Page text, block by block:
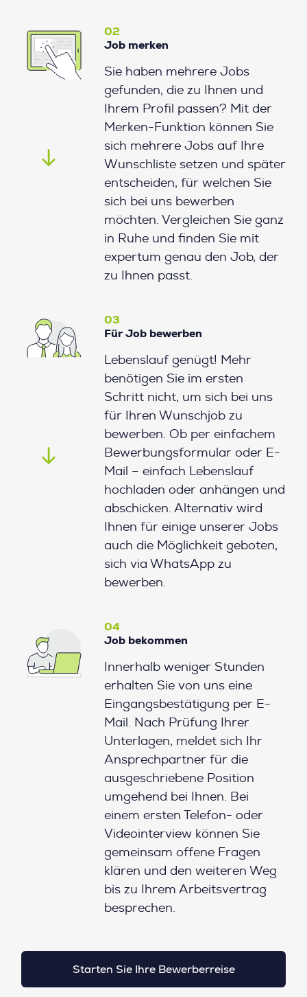
02
Job merken
Sie haben mehrere Jobs
gefunden, die zu Ihnen und
Ihrem Profil passen? Mit der
Merken-Funktion können Sie
sich mehrere Jobs auf Ihre
Wunschliste setzen und später
entscheiden, für welchen Sie
sich bei uns bewerben
möchten. Vergleichen Sie ganz
in Ruhe und finden Sie mit
expertum genau den Job, der
zu Ihnen passt.
03
Für Job bewerben
Lebenslauf genügt! Mehr
benötigen Sie im ersten
Schritt nicht, um sich bei uns
für Ihren Wunschjob zu
bewerben. Ob per einfachem
Bewerbungsformular oder E-
Mail – einfach Lebenslauf
hochladen oder anhängen und
abschicken. Alternativ wird
Ihnen für einige unserer Jobs
auch die Möglichkeit geboten,
sich via WhatsApp zu
bewerben.
04
Job bekommen
Innerhalb weniger Stunden
erhalten Sie von uns eine
Eingangsbestätigung per E-
Mail. Nach Prüfung Ihrer
Unterlagen, meldet sich Ihr
Ansprechpartner für die
ausgeschriebene Position
umgehend bei Ihnen. Bei
einem ersten Telefon- oder
Videointerview können Sie
gemeinsam offene Fragen
klären und den weiteren Weg
bis zu Ihrem Arbeitsvertrag
besprechen.
Starten Sie Ihre Bewerberreise